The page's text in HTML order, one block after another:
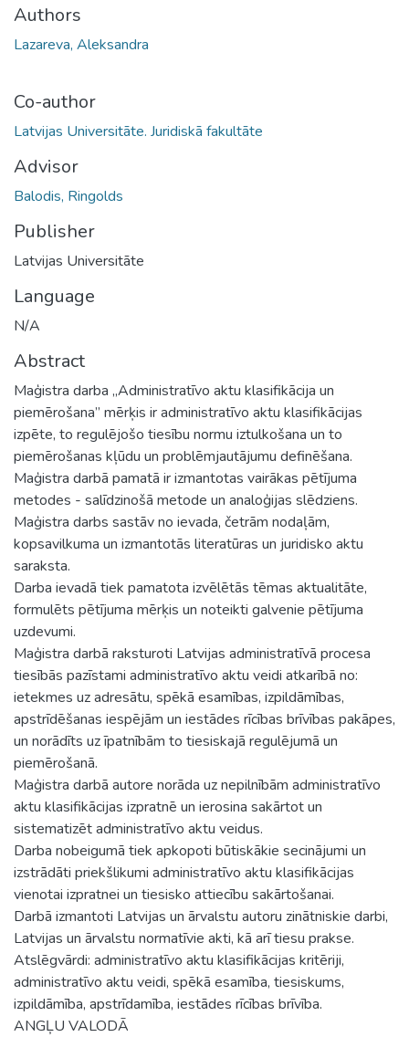
Authors
Lazareva, Aleksandra
Co-author
Latvijas Universitāte. Juridiskā fakultāte
Advisor
Balodis, Ringolds
Publisher
Latvijas Universitāte
Language
N/A
Abstract
Maģistra darba „Administratīvo aktu klasifikācija un
piemērošana” mērķis ir administratīvo aktu klasifikācijas
izpēte, to regulējošo tiesību normu iztulkošana un to
piemērošanas kļūdu un problēmjautājumu definēšana.
Maģistra darbā pamatā ir izmantotas vairākas pētījuma
metodes - salīdzinošā metode un analoģijas slēdziens.
Maģistra darbs sastāv no ievada, četrām nodaļām,
kopsavilkuma un izmantotās literatūras un juridisko aktu
saraksta.
Darba ievadā tiek pamatota izvēlētās tēmas aktualitāte,
formulēts pētījuma mērķis un noteikti galvenie pētījuma
uzdevumi.
Maģistra darbā raksturoti Latvijas administratīvā procesa
tiesībās pazīstami administratīvo aktu veidi atkarībā no:
ietekmes uz adresātu, spēkā esamības, izpildāmības,
apstrīdēšanas iespējām un iestādes rīcības brīvības pakāpes,
un norādīts uz īpatnībām to tiesiskajā regulējumā un
piemērošanā.
Maģistra darbā autore norāda uz nepilnībām administratīvo
aktu klasifikācijas izpratnē un ierosina sakārtot un
sistematizēt administratīvo aktu veidus.
Darba nobeigumā tiek apkopoti būtiskākie secinājumi un
izstrādāti priekšlikumi administratīvo aktu klasifikācijas
vienotai izpratnei un tiesisko attiecību sakārtošanai.
Darbā izmantoti Latvijas un ārvalstu autoru zinātniskie darbi,
Latvijas un ārvalstu normatīvie akti, kā arī tiesu prakse.
Atslēgvārdi: administratīvo aktu klasifikācijas kritēriji,
administratīvo aktu veidi, spēkā esamība, tiesiskums,
izpildāmība, apstrīdamība, iestādes rīcības brīvība.
ANGĻU VALODĀ